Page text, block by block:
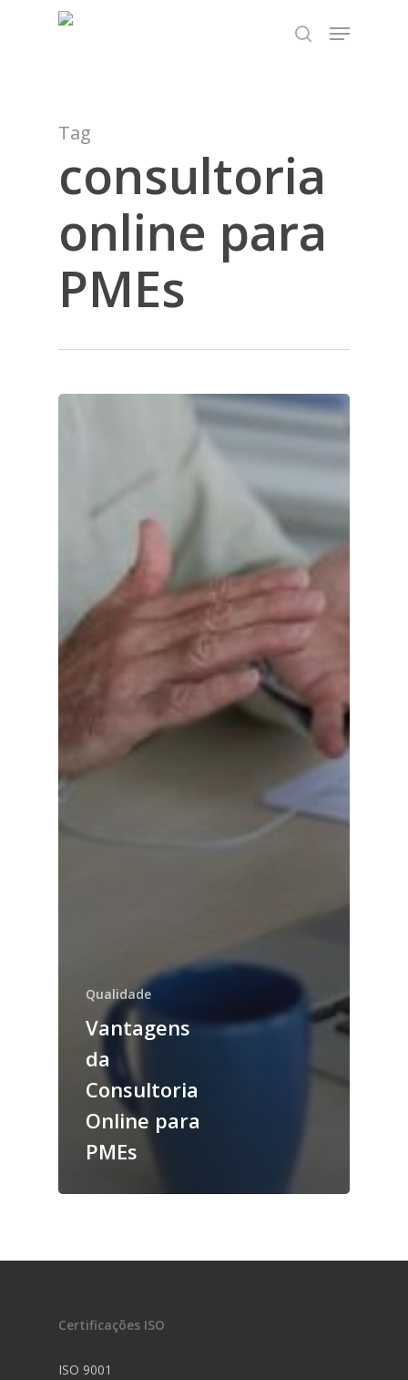
TEST89838
search
Menu
Tag
consultoria
online para
PMEs
Qualidade
Vantagens
da
Consultoria
Online para
PMEs
Certificações ISO
ISO 9001